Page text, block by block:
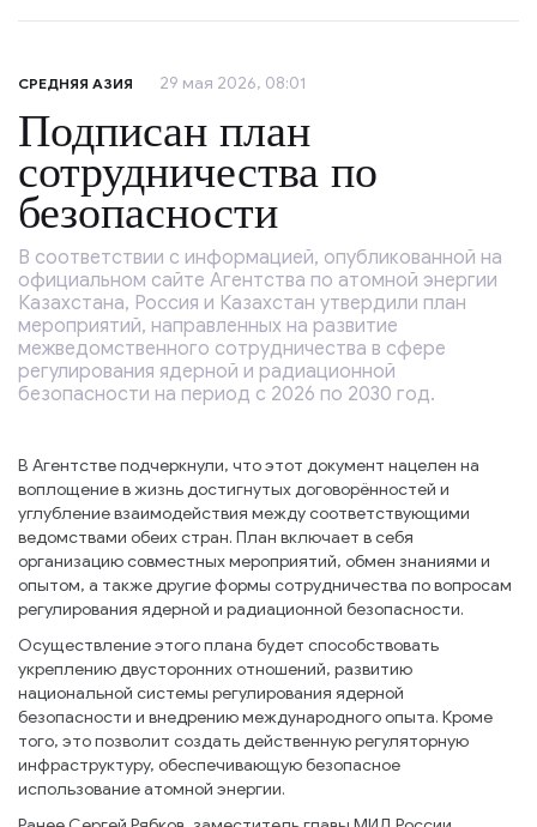
СРЕДНЯЯ АЗИЯ 29 мая 2026, 08:01
Подписан план
сотрудничества по
безопасности
В соответствии с информацией, опубликованной на
официальном сайте Агентства по атомной энергии
Казахстана, Россия и Казахстан утвердили план
мероприятий, направленных на развитие
межведомственного сотрудничества в сфере
регулирования ядерной и радиационной
безопасности на период с 2026 по 2030 год.
В Агентстве подчеркнули, что этот документ нацелен на
воплощение в жизнь достигнутых договорённостей и
углубление взаимодействия между соответствующими
ведомствами обеих стран. План включает в себя
организацию совместных мероприятий, обмен знаниями и
опытом, а также другие формы сотрудничества по вопросам
регулирования ядерной и радиационной безопасности.
Осуществление этого плана будет способствовать
укреплению двусторонних отношений, развитию
национальной системы регулирования ядерной
безопасности и внедрению международного опыта. Кроме
того, это позволит создать действенную регуляторную
инфраструктуру, обеспечивающую безопасное
использование атомной энергии.